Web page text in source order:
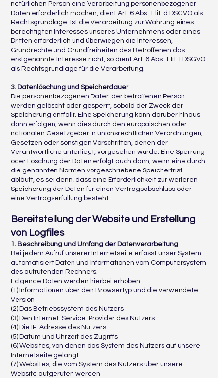
natürlichen Person eine Verarbeitung personenbezogener
Daten erforderlich machen, dient Art. 6 Abs. 1 lit. d DSGVO als
Rechtsgrundlage. Ist die Verarbeitung zur Wahrung eines
berechtigten Interesses unseres Unternehmens oder eines
Dritten erforderlich und überwiegen die Interessen,
Grundrechte und Grundfreiheiten des Betroffenen das
erstgenannte Interesse nicht, so dient Art. 6 Abs. 1 lit. f DSGVO
als Rechtsgrundlage für die Verarbeitung.
3. Datenlöschung und Speicherdauer
Die personenbezogenen Daten der betroffenen Person
werden gelöscht oder gesperrt, sobald der Zweck der
Speicherung entfällt. Eine Speicherung kann darüber hinaus
dann erfolgen, wenn dies durch den europäischen oder
nationalen Gesetzgeber in unionsrechtlichen Verordnungen,
Gesetzen oder sonstigen Vorschriften, denen der
Verantwortliche unterliegt, vorgesehen wurde. Eine Sperrung
oder Löschung der Daten erfolgt auch dann, wenn eine durch
die genannten Normen vorgeschriebene Speicherfrist
abläuft, es sei denn, dass eine Erforderlichkeit zur weiteren
Speicherung der Daten für einen Vertragsabschluss oder
eine Vertragserfüllung besteht.
Bereitstellung der Website und Erstellung
von Logfiles
1. Beschreibung und Umfang der Datenverarbeitung
Bei jedem Aufruf unserer Internetseite erfasst unser System
automatisiert Daten und Informationen vom Computersystem
des aufrufenden Rechners.
Folgende Daten werden hierbei erhoben:
(1) Informationen über den Browsertyp und die verwendete
Version
(2) Das Betriebssystem des Nutzers
(3) Den Internet-Service-Provider des Nutzers
(4) Die IP-Adresse des Nutzers
(5) Datum und Uhrzeit des Zugriffs
(6) Websites, von denen das System des Nutzers auf unsere
Internetseite gelangt
(7) Websites, die vom System des Nutzers über unsere
Website aufgerufen werden